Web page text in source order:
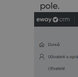
pole.